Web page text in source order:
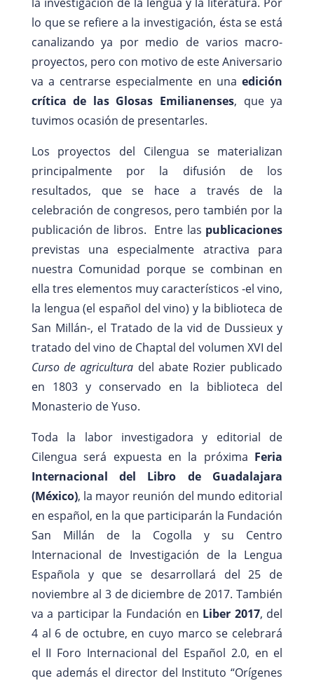
lo que se refiere a la investigación, ésta se está
canalizando ya por medio de varios macro-
proyectos, pero con motivo de este Aniversario
va a centrarse especialmente en unaedición
crítica de las Glosas Emilianenses, que ya
tuvimos ocasión de presentarles.
Los proyectos del Cilengua se materializan
principalmente por la difusión de los
resultados, que se hace a través de la
celebración de congresos, pero también por la
publicación de libros. Entre las publicaciones
previstas una especialmente atractiva para
nuestra Comunidad porque se combinan en
ella tres elementos muy característicos -el vino,
la lengua (el español del vino) y la biblioteca de
San Millán-, el Tratado de la vid de Dussieux y
tratado del vino de Chaptal del volumen XVI del
Curso de agricultura del abate Rozier publicado
en 1803 y conservado en la biblioteca del
Monasterio de Yuso.
Toda la labor investigadora y editorial de
Cilengua será expuesta en la próxima Feria
Internacional del Libro de Guadalajara
(México), la mayor reunión del mundo editorial
en español, en la que participarán la Fundación
San Millán de la Cogolla y su Centro
Internacional de Investigación de la Lengua
Española y que se desarrollará del 25 de
noviembre al 3 de diciembre de 2017. También
va a participar la Fundación en Liber 2017, del
4 al 6 de octubre, en cuyo marco se celebrará
el II Foro Internacional del Español 2.0, en el
que además el director del Instituto “Orígenes